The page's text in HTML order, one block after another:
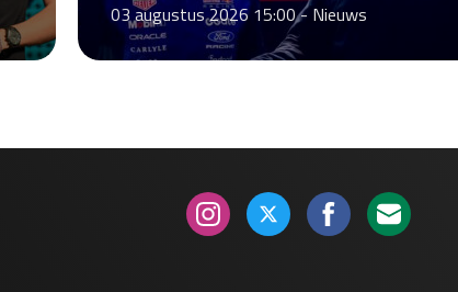
03 augustus 2026 15:00 -Nieuws